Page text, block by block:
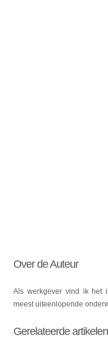
Over de Auteur
Als werkgever vind ik het
meest uiteenlopende
Gerelateerde artikelen